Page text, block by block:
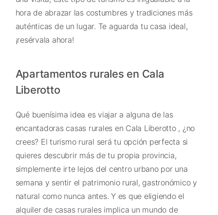
hora de abrazar las costumbres y tradiciones más
auténticas de un lugar. Te aguarda tu casa ideal,
¡resérvala ahora!
Apartamentos rurales en Cala
Liberotto
Qué buenísima idea es viajar a alguna de las
encantadoras casas rurales en Cala Liberotto , ¿no
crees? El turismo rural será tu opción perfecta si
quieres descubrir más de tu propia provincia,
simplemente irte lejos del centro urbano por una
semana y sentir el patrimonio rural, gastronómico y
natural como nunca antes. Y es que eligiendo el
alquiler de casas rurales implica un mundo de